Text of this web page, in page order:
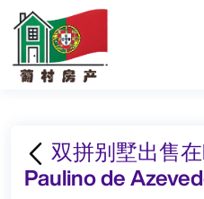
双拼别墅出售
Paulino de